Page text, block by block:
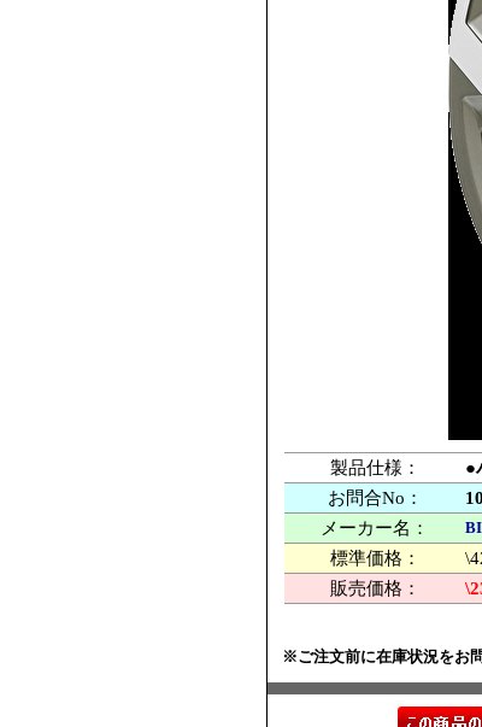
製品仕様：
●
お問合No：
メーカー名：
標準価格：
販売価格：
※ご注文前に在庫状況をお